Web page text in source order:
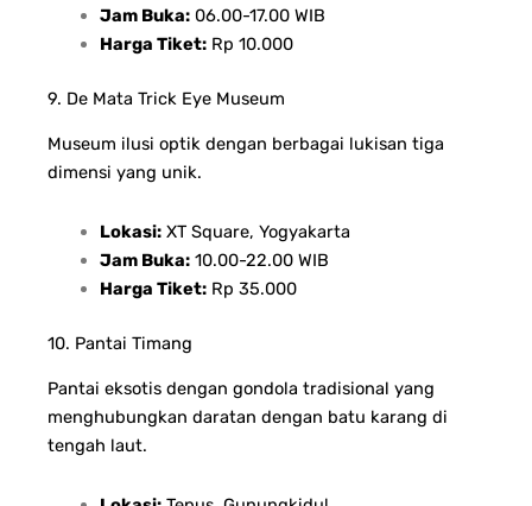
Jam Buka:06.00-17.00 WIB
Harga Tiket:Rp 10.000
9. De Mata Trick Eye Museum
Museum ilusi optik dengan berbagai lukisan tiga
dimensi yang unik.
Lokasi:XT Square, Yogyakarta
Jam Buka:10.00-22.00 WIB
Harga Tiket:Rp 35.000
10. Pantai Timang
Pantai eksotis dengan gondola tradisional yang
menghubungkan daratan dengan batu karang di
tengah laut.